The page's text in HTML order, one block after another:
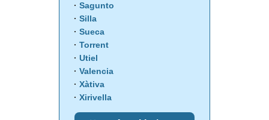
Sagunto
Silla
Sueca
Torrent
Utiel
Valencia
Xàtiva
Xirivella